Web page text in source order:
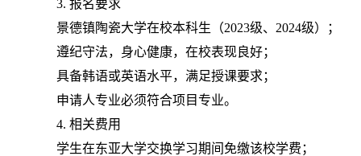
3. 报名要求
景德镇陶瓷大学在校本科生（2023级、 2024级）；
遵纪守法，身心健康，在校表现良好；
具备韩语或英语水平，满足授课要求；
申请人专业必须符合项目专业。
4. 相关费用
学生在东亚大学交换学习期间免缴该校学费；